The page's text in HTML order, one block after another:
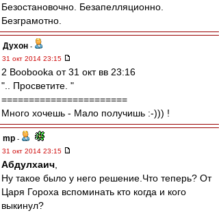
Безостановочно. Безапелляционно.
Безграмотно.
Духон -
31 окт 2014 23:15
2 Boobooka от 31 окт вв 23:16
".. Просветите. "
=======================
Много хочешь - Мало получишь :-))) !
mp -
31 окт 2014 23:15
Абдулхаич
Ну такое было у него решение.Что теперь? От
Царя Гороха вспоминать кто когда и кого
выкинул?